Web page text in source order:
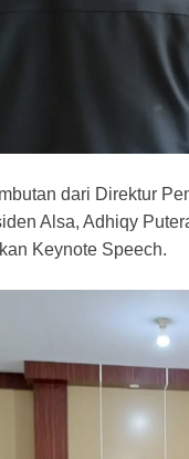
dari Direktur
Alsa, Adhiqy
Keynote Speech.